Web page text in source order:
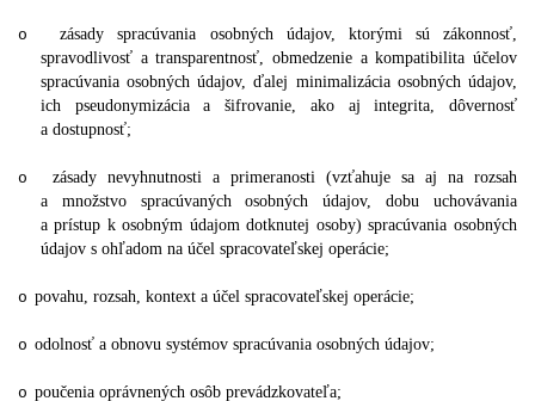
o
zásady spracúvania osobných údajov, ktorými sú zákonnosť,
spravodlivosť a transparentnosť, obmedzenie a kompatibilita účelov
spracúvania osobných údajov, ďalej minimalizácia osobných údajov,
ich pseudonymizácia a šifrovanie, ako aj integrita, dôvernosť
a dostupnosť;
o
zásady nevyhnutnosti a primeranosti (vzťahuje sa aj na rozsah
a množstvo spracúvaných osobných údajov, dobu uchovávania
a prístup k osobným údajom dotknutej osoby) spracúvania osobných
údajov s ohľadom na účel spracovateľskej operácie;
o povahu, rozsah, kontext a účel spracovateľskej operácie;
o odolnosť a obnovu systémov spracúvania osobných údajov;
o poučenia oprávnených osôb prevádzkovateľa;